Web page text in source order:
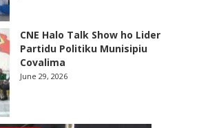
CNE Halo Talk Show ho Lider
Partidu Politiku Munisipiu
Covalima
June 29, 2026